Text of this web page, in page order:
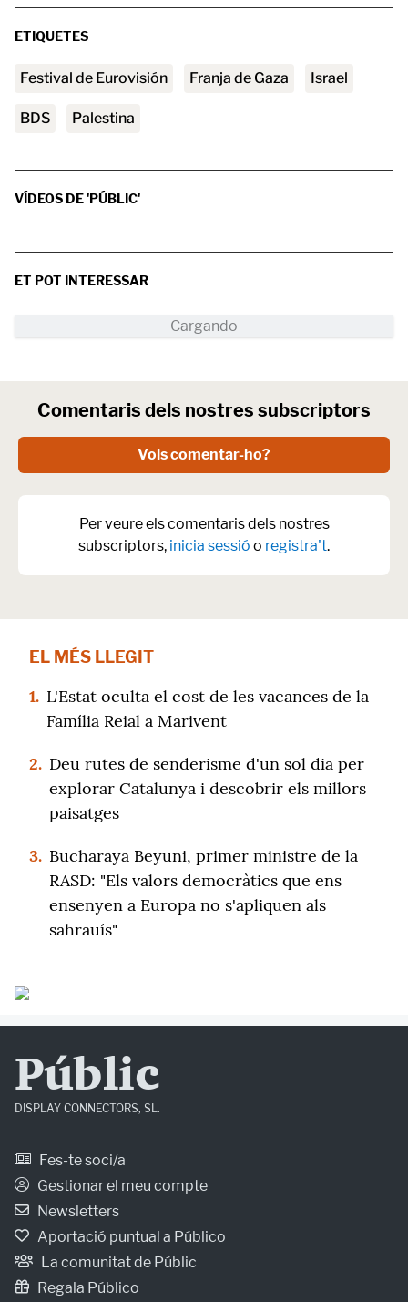
ETIQUETES
Festival de Eurovisión franja de Gaza Israel
BDS Palestina
VÍDEOS DE 'PÚBLIC'
ET POT INTERESSAR
Comentaris dels nostres subscriptors
Vols comentar-ho?
Per veure els comentaris dels nostres
subscriptors, inicia sessió o registra't.
EL MÉS LLEGIT
1. L'Estat oculta el cost de les vacances de la
Família Reial a Marivent
2. Deu rutes de senderisme d'un sol dia per
explorar Catalunya i descobrir els millors
paisatges
3. Bucharaya Beyuni, primer ministre de la
RASD: "Els valors democràtics que ens
ensenyen a Europa no s'apliquen als
sahrauís"
Públic
DISPLAY CONNECTORS, SL.
Fes-te soci/a
Gestionar el meu compte
Newsletters
Aportació puntual a Público
La comunitat de Públic
Regala Público